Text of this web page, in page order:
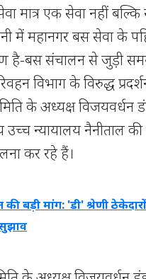
मात्र एक सेवा नहीं
में महानगर बस सेवा के
है-बस संचालन से जुड़ी
विभाग के विरुद्ध
के अध्यक्ष विजयवर्धन
उच्च न्यायालय नैनीताल
कर रहे हैं।
की बड़ी मांग: 'डी' श्रेणी